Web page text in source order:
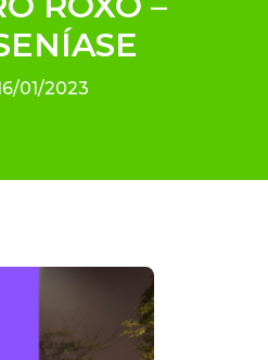
01/2023